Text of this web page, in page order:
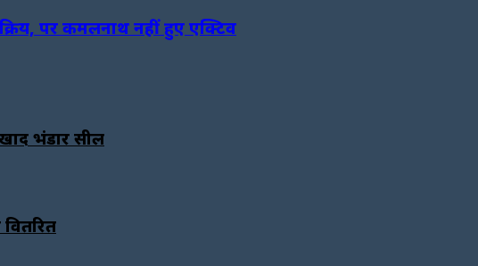
पर कमलनाथ नहीं हुए एक्टिव
भंडार सील